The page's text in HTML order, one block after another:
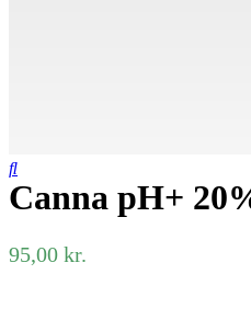
Canna pH+
95,00 kr.